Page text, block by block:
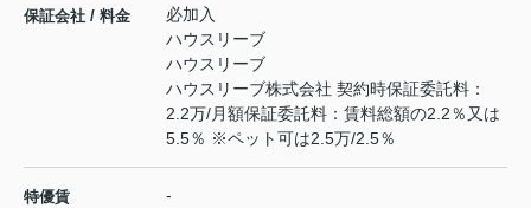
保証会社 / 料金
必加入
ハウスリーブ
ハウスリーブ
ハウスリーブ株式会社 契約時保証委託料：
2.2万/月額保証委託料：賃料総額の2.2％又は
5.5％ ※ペット可は2.5万/2.5％
特優賃 -